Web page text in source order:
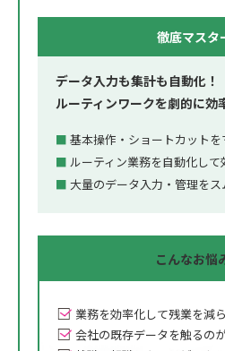
徹底マスタ
データ入力も集計も自動化！
ルーティンワークを劇的に効
基本操作・ショートカットを
ルーティン業務を自動化して
大量のデータ入力・管理をス
こんなお悩
業務を効率化して残業を減
会社の既存データを触るの